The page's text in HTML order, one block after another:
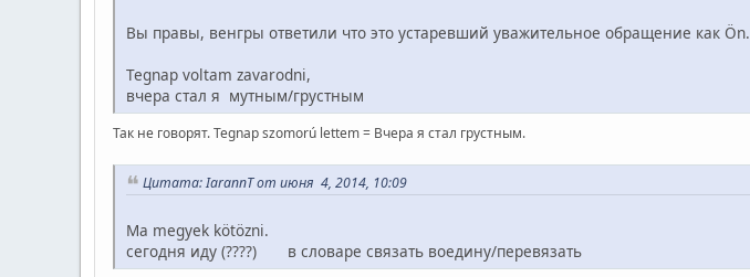
Вы правы, венгры ответили что это устаревший уважительное обращение как Ön.
Tegnap voltam zavarodni,
вчера стал я мутным/грустным
Так не говорят. Tegnap szomorú lettem = Вчера я стал грустным.
Цитата: IarannT от июня 4, 2014, 10:09
Ma megyek kötözni.
сегодня иду (????) в словаре связать воедину/перевязать